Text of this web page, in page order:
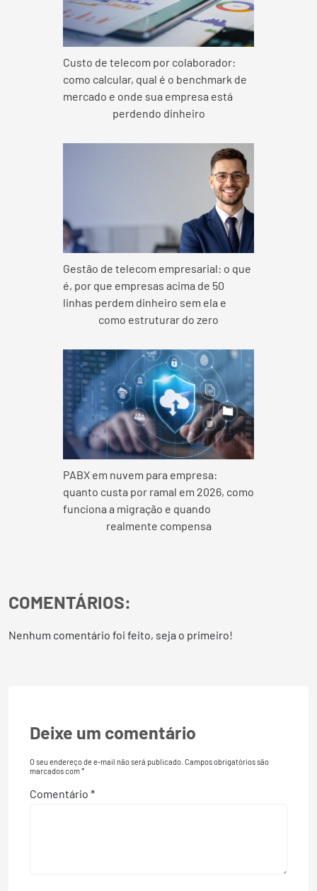
Custo de telecom por colaborador:
como calcular, qual é o benchmark de
mercado e onde sua empresa está
perdendo dinheiro
Gestão de telecom empresarial: o que
é, por que empresas acima de 50
linhas perdem dinheiro sem ela e
como estruturar do zero
PABX em nuvem para empresa:
quanto custa por ramal em 2026, como
funciona a migração e quando
realmente compensa
COMENTÁRIOS:
Nenhum comentário foi feito, seja o primeiro!
Deixe um comentário
O seu endereço de e-mail não será publicado. Campos obrigatórios são
marcados com*
Comentário *